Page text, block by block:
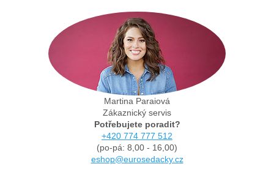
Martina Paraiová
Zákaznický servis
Potřebujete poradit?
+420 774 777 512
(po-pá: 8,00 - 16,00)
eshop@eurosedacky.cz